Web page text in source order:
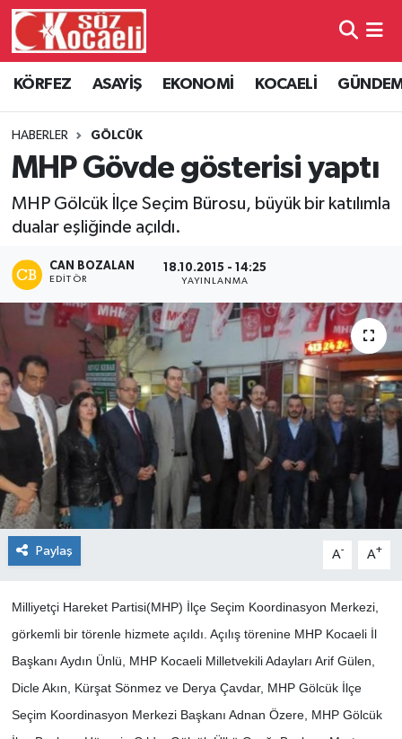
KÖRFEZ ASAYİŞ EKONOMİ KOCAELİ
HABERLER GÖLCÜK
MHP Gövde gösterisi yaptı
MHP Gölcük İlçe Seçim Bürosu, büyük bir katılımla
dualar eşliğinde açıldı.
CAN BOZALAN
EDITÖR
18.10.2015 - 14:25
YAYINLANMA
Paylaş A- A+
Milliyetçi Hareket Partisi(MHP) İlçe Seçim Koordinasyon Merkezi,
görkemli bir törenle hizmete açıldı. Açılış törenine MHP Kocaeli İl
Başkanı Aydın Ünlü, MHP Kocaeli Milletvekili Adayları Arif Gülen,
Dicle Akın, Kürşat Sönmez ve Derya Çavdar, MHP Gölcük İlçe
Seçim Koordinasyon Merkezi Başkanı Adnan Özere, MHP Gölcük
Kocaeli Hava Durumu
Kocaeli Namaz Vakitleri
Kocaeli Trafik Yoğunluk Haritası
Son Dakika Haberleri
Haber Arşivi